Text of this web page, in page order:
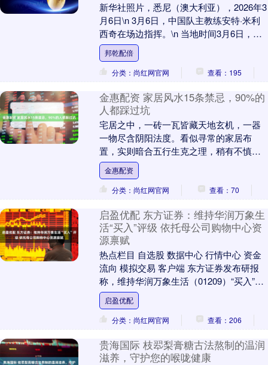
新华社照片，悉尼（澳大利亚），2026年3
月6日\n 3月6日，中国队主教练安特·米利
西奇在场边指挥。\n 当地时间3月6日，在
澳大利亚悉尼举行的2026年女足....
邦乾配倍
分类：尚红网官网
查看：195
金惠配资 家居风水15条禁忌，90%的
人都踩过坑
宅居之中，一砖一瓦皆藏天地玄机，一器
一物尽含阴阳法度。看似寻常的家居布
置，实则暗合五行生克之理，稍有不慎便
可能触犯风水禁忌，影响气场流转与居住
吉凶。那么，这些风....
金惠配资
分类：尚红网官网
查看：70
启盈优配 东方证券：维持华润万象生
活“买入”评级 依托母公司购物中心资
源禀赋
热点栏目 自选股 数据中心 行情中心 资金
流向 模拟交易 客户端 东方证券发布研报
称，维持华润万象生活（01209）“买入”评
级，目标价52.55港元，其依托母....
启盈优配
分类：尚红网官网
查看：206
贵海国际 枝翆梨膏糖古法熬制的温润
滋养，守护您的喉咙健康